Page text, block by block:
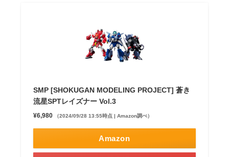
SMP [SHOKUGAN MODELING PROJECT] 蒼き
流星SPTレイズナー Vol.3
¥6,980 （2024/09/28 13:55時点 | Amazon調べ）
Amazon